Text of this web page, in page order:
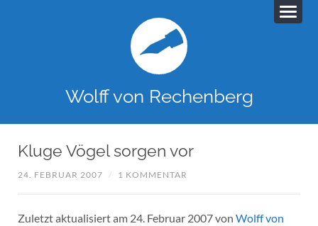
Wolff von Rechenberg
Kluge Vögel sorgen vor
24. FEBRUAR 2007 / 1 KOMMENTAR
Zuletzt aktualisiert am 24. Februar 2007 von Wolff von